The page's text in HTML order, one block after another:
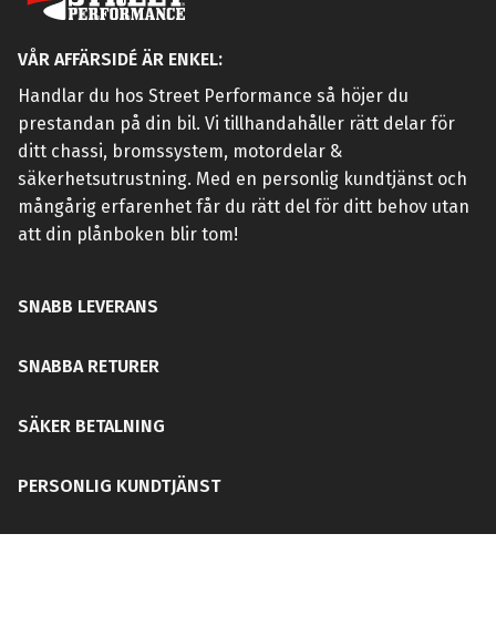
VÅR AFFÄRSIDÉ ÄR ENKEL:
Handlar du hos Street Performance så höjer du
prestandan på din bil. Vi tillhandahåller rätt delar för
ditt chassi, bromssystem, motordelar &
säkerhetsutrustning. Med en personlig kundtjänst och
mångårig erfarenhet får du rätt del för ditt behov utan
att din plånboken blir tom!
SNABB LEVERANS
SNABBA RETURER
SÄKER BETALNING
PERSONLIG KUNDTJÄNST